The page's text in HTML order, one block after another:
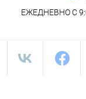
ЕЖЕДНЕВНО С